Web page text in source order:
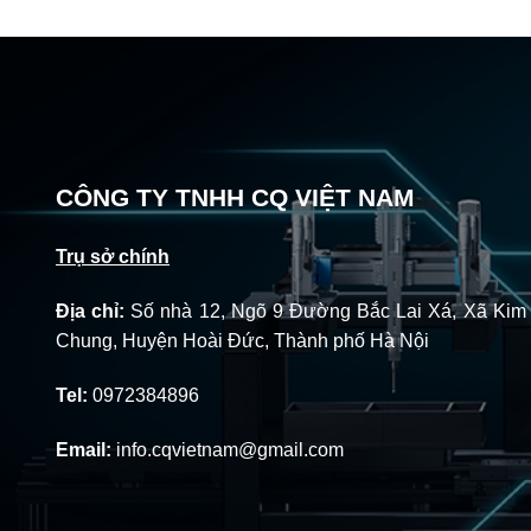
CÔNG TY TNHH CQ VIỆT NAM
Trụ sở chính
Địa chỉ: Số nhà 12, Ngõ 9 Đường Bắc Lai Xá, Xã Kim
Chung, Huyện Hoài Đức, Thành phố Hà Nội
Tel: 0972384896
Email: info.cqvietnam@gmail.com